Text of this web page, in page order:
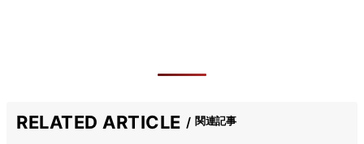
RELATED ARTICLE 関連記事